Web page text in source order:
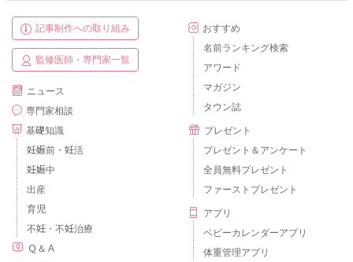
記事制作への取り組み
監修医師・専門家一覧
ニュース
専門家相談
基礎知識
妊娠前・妊活
妊娠中
出産
育児
不妊・不妊治療
Ｑ＆Ａ
おすすめ
名前ランキング検索
アワード
マガジン
タウン誌
プレゼント
プレゼント＆アンケート
全員無料プレゼント
ファーストプレゼント
アプリ
ベビーカレンダーアプリ
体重管理アプリ